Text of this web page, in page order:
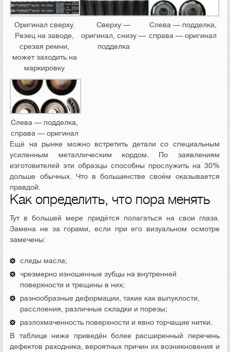
Оригинал сверху.
Резец на заводе,
срезая ремни,
может заходить на
маркировку
Сверху —
оригинал, снизу —
подделка
Слева — подделка,
справа — оригинал
Слева — подделка,
справа — оригинал
Ещё на рынке можно встретить детали со специальным
усиленным металлическим кордом. По заявлениям
изготовителей эти образцы способны прослужить на 30%
дольше обычных. Что в большинстве своём оказывается
правдой.
Как определить, что пора менять
Тут в большей мере придётся полагаться на свои глаза.
Замена не за горами, если при его визуальном осмотре
замечены:
следы масла;
чрезмерно изношенные зубцы на внутренней
поверхности и трещины в них;
разнообразные деформации, такие как выпуклости,
расслоения, различные складки и порезы;
разлохмаченность поверхности и явно торчащие нитки.
В таблице ниже приведён более расширенный перечень
дефектов раходника, вероятных причин их возникновения и